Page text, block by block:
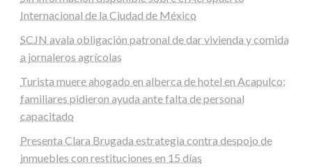
Internacional de la Ciudad de México
SCJN avala obligación patronal de dar vivienda y comida
a jornaleros agrícolas
Turista muere ahogado en alberca de hotel en Acapulco;
familiares pidieron ayuda ante falta de personal
capacitado
Presenta Clara Brugada estrategia contra despojo de
inmuebles con restituciones en 15 días